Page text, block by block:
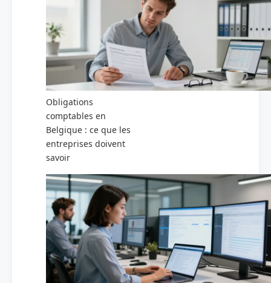
Obligations
comptables en
Belgique : ce que les
entreprises doivent
savoir